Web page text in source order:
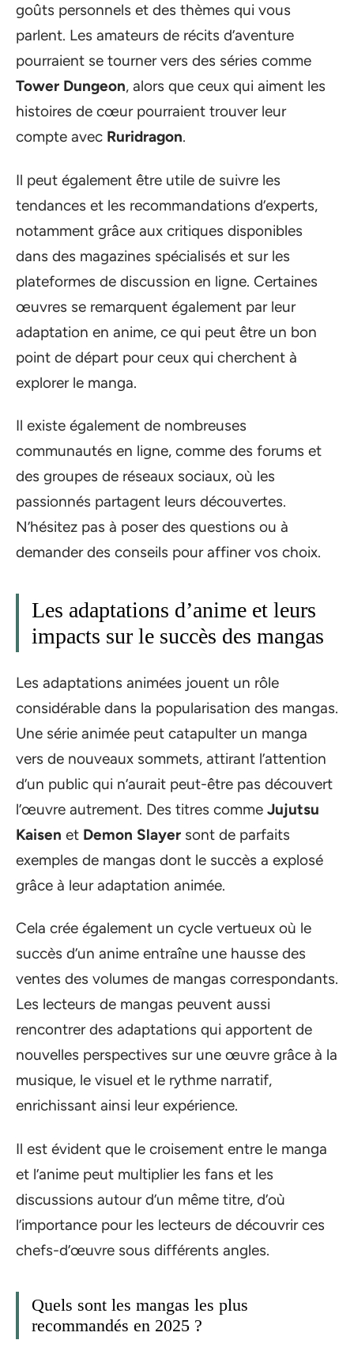
goûts personnels et des thèmes qui vous
parlent. Les amateurs de récits d’aventure
pourraient se tourner vers des séries comme
Tower Dungeon, alors que ceux qui aiment les
histoires de cœur pourraient trouver leur
compte avec Ruridragon.
Il peut également être utile de suivre les
tendances et les recommandations d’experts,
notamment grâce aux critiques disponibles
dans des magazines spécialisés et sur les
plateformes de discussion en ligne. Certaines
œuvres se remarquent également par leur
adaptation en anime, ce qui peut être un bon
point de départ pour ceux qui cherchent à
explorer le manga.
Il existe également de nombreuses
communautés en ligne, comme des forums et
des groupes de réseaux sociaux, où les
passionnés partagent leurs découvertes.
N’hésitez pas à poser des questions ou à
demander des conseils pour affiner vos choix.
Les adaptations d’anime et leurs
impacts sur le succès des mangas
Les adaptations animées jouent un rôle
considérable dans la popularisation des mangas.
Une série animée peut catapulter un manga
vers de nouveaux sommets, attirant l’attention
d’un public qui n’aurait peut-être pas découvert
l’œuvre autrement. Des titres comme Jujutsu
Kaisen et Demon Slayer sont de parfaits
exemples de mangas dont le succès a explosé
grâce à leur adaptation animée.
Cela crée également un cycle vertueux où le
succès d’un anime entraîne une hausse des
ventes des volumes de mangas correspondants.
Les lecteurs de mangas peuvent aussi
rencontrer des adaptations qui apportent de
nouvelles perspectives sur une œuvre grâce à la
musique, le visuel et le rythme narratif,
enrichissant ainsi leur expérience.
Il est évident que le croisement entre le manga
et l’anime peut multiplier les fans et les
discussions autour d’un même titre, d’où
l’importance pour les lecteurs de découvrir ces
chefs-d’œuvre sous différents angles.
Quels sont les mangas les plus
recommandés en 2025 ?